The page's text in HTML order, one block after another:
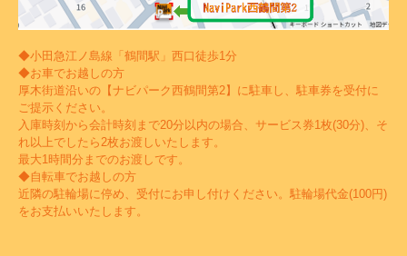
◆小田急江ノ島線「鶴間駅」西口徒歩1分
◆お車でお越しの方
厚木街道沿いの【ナビパーク西鶴間第2】に駐車し、駐車券を受付に
ご提示ください。
入庫時刻から会計時刻まで20分以内の場合、サービス券1枚(30分)、そ
れ以上でしたら2枚お渡しいたします。
最大1時間分までのお渡しです。
◆自転車でお越しの方
近隣の駐輪場に停め、受付にお申し付けください。駐輪場代金(100円)
をお支払いいたします。